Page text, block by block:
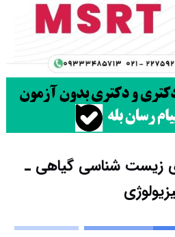
زیست شناسی ﮔﻴﺎهی ـ